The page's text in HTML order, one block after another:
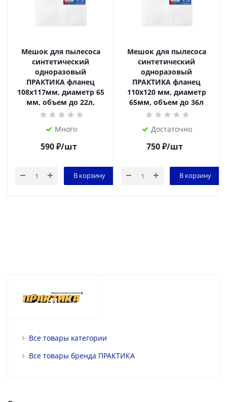
Мешок для пылесоса
синтетический
одноразовый
ПРАКТИКА фланец
108х117мм, диаметр 65
мм, объем до 22л,
Много
590₽/шт
В корзину
Мешок для пылесоса
синтетический
одноразовый
ПРАКТИКА фланец
110х120 мм, диаметр
65мм, объем до 36л
Достаточно
750₽/шт
В корзину
Все товары категории
Все товары бренда ПРАКТИКА